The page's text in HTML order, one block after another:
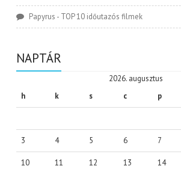
Papyrus - TOP 10 időutazós filmek
NAPTÁR
2026. augusztus
h
k s c p
3 4 5 6 7
10 11 12 13 14